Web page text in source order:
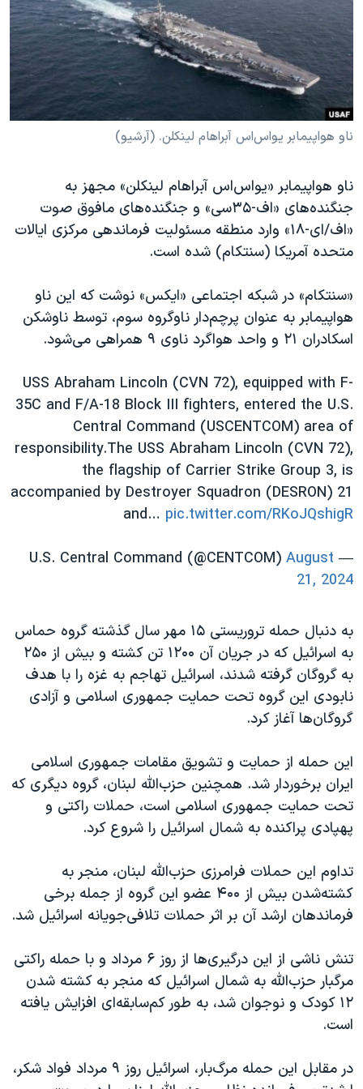
فرهنگ و زندگی
حقوق شهروندی
اقتصادی
علم و فناوری
اسرائیل در جنگ
آرشیو پخش زنده
مستندها
انتخابات ریاست جمهوری آمریکا ۲۰۲۴
حمله جمهوری اسلامی به اسرائیل
رمز مهسا
ورزش زنان در ایران
مجموعه مستندهای دادخواهی
تریبونال مردمی آبان ۹۸
دادگاه حمید نوری
قانون شفافیت دارائی کادر رهبری ایران
اعتراضات مردمی آبان ۹۸
نرگس محمدی برنده جایزه نوبل صلح
همایش محافظه‌کاران آمریکا «سی‌پک»
صفحه‌های ویژه
سفر پرزیدنت ترامپ به چین
دنبال کنید
زبانهای مختلف
ناو هواپیمابر یواس‌اس آبراهام لینکلن. (آرشیو)
ناو هواپیمابر «یواس‌اس آبراهام لینکلن» مجهز به
جنگنده‌های «اف-٣۵سی» و جنگنده‌های مافوق صوت
«اف/ای-١٨» وارد منطقه مسئولیت فرماندهی مرکزی ایالات
متحده آمریکا (سنتکام) شده است.
«سنتکام» در شبکه اجتماعی «ایکس» نوشت که این ناو
هواپیمابر به عنوان پرچم‌دار ناوگروه سوم، توسط ناوشکن
اسکادران ٢١ و واحد هواگرد ناوی ٩ همراهی می‌شود.
USS Abraham Lincoln (CVN 72), equipped with F-
35C and F/A-18 Block III fighters, entered the U.S.
Central Command (USCENTCOM) area of
responsibility.The USS Abraham Lincoln (CVN 72),
the flagship of Carrier Strike Group 3, is
accompanied by Destroyer Squadron (DESRON) 21
and… pic.twitter.com/RKoJQshigR
— U.S. Central Command (@CENTCOM)
August
21, 2024
به دنبال حمله تروریستی ۱۵ مهر سال گذشته گروه حماس
به اسرائیل که در جریان آن ۱۲۰۰ تن کشته و بیش از ۲۵۰
به گروگان گرفته شدند، اسرائیل تهاجم به غزه را با هدف
نابودی این گروه تحت حمایت جمهوری اسلامی و آزادی
گروگان‌ها آغاز کرد.
این حمله از حمایت و تشویق مقامات جمهوری اسلامی
ایران برخوردار شد. همچنین حزب‌الله لبنان، گروه دیگری که
تحت حمایت جمهوری اسلامی است، حملات راکتی و
پهپادی پراکنده به شمال اسرائیل را شروع کرد.
تداوم این حملات فرامرزی حزب‌الله لبنان، منجر به
کشته‌شدن بیش از ۴۰۰ عضو این گروه از جمله برخی
فرماندهان ارشد آن بر اثر حملات تلافی‌جویانه اسرائیل شد.
تنش ناشی از این درگیری‌ها از روز ۶ مرداد و با حمله راکتی
مرگبار حزب‌الله به شمال اسرائیل که منجر به کشته شدن
١٢ کودک و نوجوان شد، به طور کم‌سابقه‌ای افزایش یافته
است.
در مقابل این حمله مرگ‌بار، اسرائیل روز ٩ مرداد فواد شکر،